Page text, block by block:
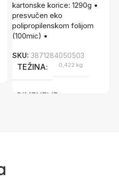
kartonske korice: 1290g •
presvučen eko
polipropilenskom folijom
(100mic) •
SKU: 3871284050503
TEŽINA 0,422 kg
DIMENZIJE